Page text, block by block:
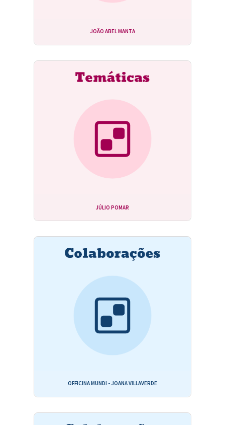
JOÃO ABEL MANTA
JÚLIO POMAR
OFFICINA MUNDI - JOANA VILLAVERDE